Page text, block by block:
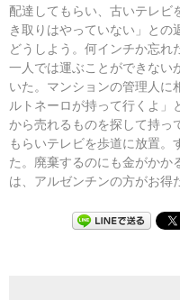
配達してもらい、古いテレビ
き取りはやっていない」と
どうしよう。何インチか忘れ
一人では運ぶことができない
いた。マンションの管理人に
ルトネーロが持って行くよ」
から売れるものを探して持っ
もらいテレビを歩道に放置
た。廃棄するのにも金がかか
は、アルゼンチンの方がお得